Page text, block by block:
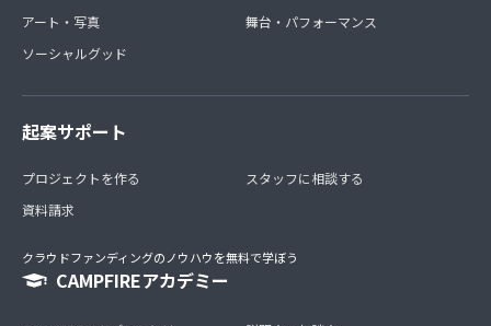
アート・写真
ソーシャルグッド
舞台・パフォーマンス
起案サポート
プロジェクトを作る
資料請求
スタッフに相談する
クラウドファンディングのノウハウを無料で学ぼう
CAMPFIREアカデミー